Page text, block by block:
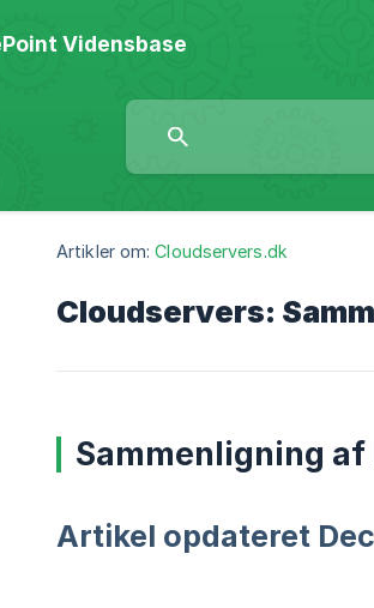
Vidensbase
Artikler om: Cloudservers.dk
Cloudservers:
Sammenligning
Artikel opdateret